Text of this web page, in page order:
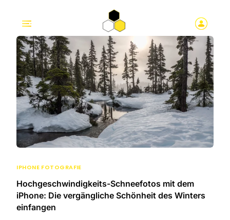
IPHONE FOTOGRAFIE
Hochgeschwindigkeits-Schneefotos mit dem
iPhone: Die vergängliche Schönheit des Winters
einfangen